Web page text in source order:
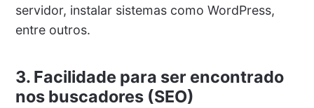
servidor, instalar sistemas como WordPress,
entre outros.
3. Facilidade para ser encontrado
nos buscadores (SEO)